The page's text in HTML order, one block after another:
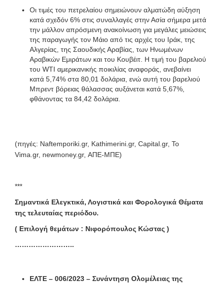
Οι τιμές του πετρελαίου σημειώνουν αλματώδη αύξηση
κατά σχεδόν 6% στις συναλλαγές στην Ασία σήμερα μετά
την μάλλον απρόσμενη ανακοίνωση για μεγάλες μειώσεις
της παραγωγής τον Μάιο από τις αρχές του Ιράκ, της
Αλγερίας, της Σαουδικής Αραβίας, των Ηνωμένων
Αραβικών Εμιράτων και του Κουβέιτ. Η τιμή του βαρελιού
του WTI αμερικανικής ποικιλίας αναφοράς, ανεβαίνει
κατά 5,74% στα 80,01 δολάρια, ενώ αυτή του βαρελιού
Μπρεντ βόρειας θάλασσας αυξάνεται κατά 5,67%,
φθάνοντας τα 84,42 δολάρια.
(πηγές: Naftemporiki.gr, Kathimerini.gr, Capital.gr, To
Vima.gr, newmoney.gr, ΑΠΕ-ΜΠΕ)
***
Σημαντικά Ελεγκτικά, Λογιστικά και Φορολογικά Θέματα
της τελευταίας περιόδου.
( Επιλογή θεμάτων : Νιφορόπουλος Κώστας )
……………………..
ΕΛΤΕ – 006/2023 – Συνάντηση Ολομέλειας της